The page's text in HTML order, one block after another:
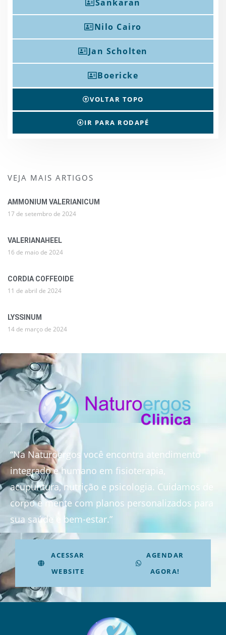
Sankaran
Nilo Cairo
Jan Scholten
Boericke
VOLTAR TOPO
IR PARA RODAPÉ
VEJA MAIS ARTIGOS
AMMONIUM VALERIANICUM
17 de setembro de 2024
VALERIANAHEEL
16 de maio de 2024
CORDIA COFFEOIDE
11 de abril de 2024
LYSSINUM
14 de março de 2024
“Na Naturoergos você encontra atendimento
integrado e humano em fisioterapia,
acupuntura, nutrição e psicologia. Cuidamos de
corpo e mente com planos personalizados para
sua saúde e bem-estar.”
ACESSAR
WEBSITE
AGENDAR
AGORA!